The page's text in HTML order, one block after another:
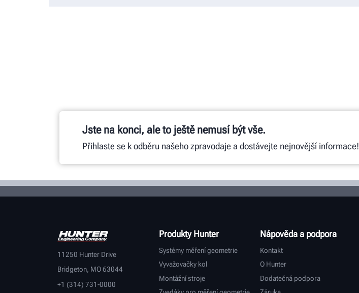
Jste na konci, ale to ještě nemusí být vše.
Přihlaste se k odběru našeho zpravodaje a dostávejte nejnovější informace!
11250 Hunter Drive
Bridgeton, MO 63044
+1 (314) 731-0000
Produkty Hunter
Systémy měření geometrie
Vyvažovačky kol
Montážní stroje
Nápověda a podpora
Kontakt
O Hunter
Dodatečná podpora